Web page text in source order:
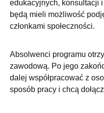
edukacyjnych, konsultacji
będą mieli możliwość
członkami społeczności.
Absolwenci programu
zawodową. Po jego
dalej współpracować z
sposób pracy i chcą